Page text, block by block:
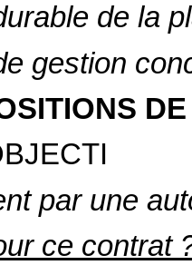
de la
gestion
par une
ce contrat